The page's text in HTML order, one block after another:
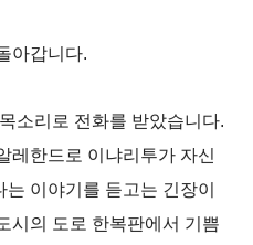
아갑니다.
소리로 전화를 받았습니다.
레한드로 이냐리투가 자신
이야기를 듣고는 긴장이
시의 도로 한복판에서 기쁨